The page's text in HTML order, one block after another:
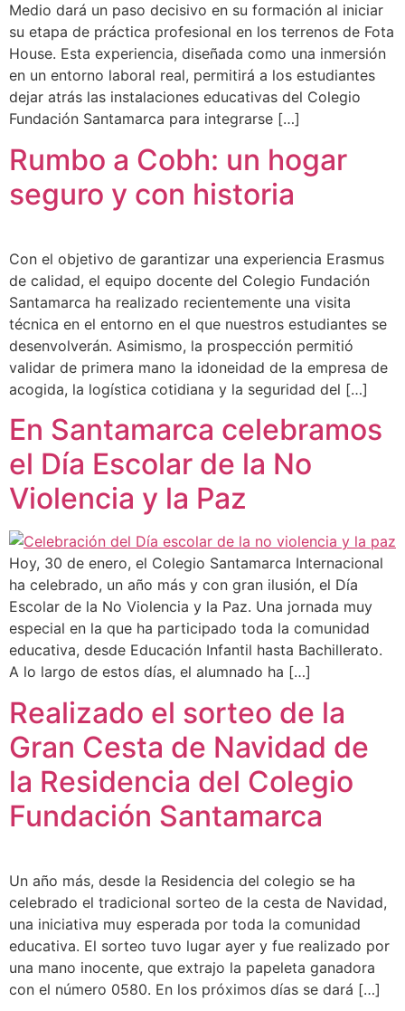
Medio dará un paso decisivo en su formación al iniciar
su etapa de práctica profesional en los terrenos de Fota
House. Esta experiencia, diseñada como una inmersión
en un entorno laboral real, permitirá a los estudiantes
dejar atrás las instalaciones educativas del Colegio
Fundación Santamarca para integrarse […]
Rumbo a Cobh: un hogar
seguro y con historia
Con el objetivo de garantizar una experiencia Erasmus
de calidad, el equipo docente del Colegio Fundación
Santamarca ha realizado recientemente una visita
técnica en el entorno en el que nuestros estudiantes se
desenvolverán. Asimismo, la prospección permitió
validar de primera mano la idoneidad de la empresa de
acogida, la logística cotidiana y la seguridad del […]
En Santamarca celebramos
el Día Escolar de la No
Violencia y la Paz
Hoy, 30 de enero, el Colegio Santamarca Internacional
ha celebrado, un año más y con gran ilusión, el Día
Escolar de la No Violencia y la Paz. Una jornada muy
especial en la que ha participado toda la comunidad
educativa, desde Educación Infantil hasta Bachillerato.
A lo largo de estos días, el alumnado ha […]
Realizado el sorteo de la
Gran Cesta de Navidad de
la Residencia del Colegio
Fundación Santamarca
Un año más, desde la Residencia del colegio se ha
celebrado el tradicional sorteo de la cesta de Navidad,
una iniciativa muy esperada por toda la comunidad
educativa. El sorteo tuvo lugar ayer y fue realizado por
una mano inocente, que extrajo la papeleta ganadora
con el número 0580. En los próximos días se dará […]